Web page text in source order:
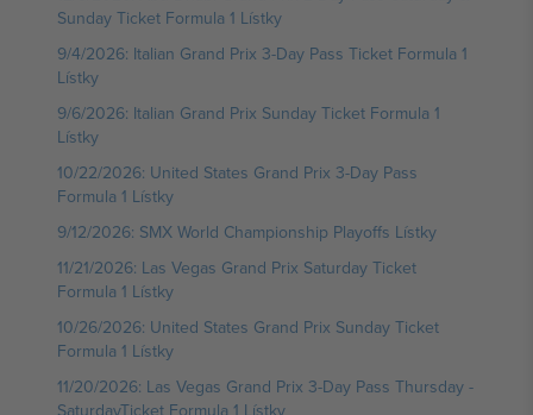
Sunday Ticket Formula 1 Lístky
9/4/2026: Italian Grand Prix 3-Day Pass Ticket Formula 1
Lístky
9/6/2026: Italian Grand Prix Sunday Ticket Formula 1
Lístky
10/22/2026: United States Grand Prix 3-Day Pass
Formula 1 Lístky
9/12/2026: SMX World Championship Playoffs Lístky
11/21/2026: Las Vegas Grand Prix Saturday Ticket
Formula 1 Lístky
10/26/2026: United States Grand Prix Sunday Ticket
Formula 1 Lístky
11/20/2026: Las Vegas Grand Prix 3-Day Pass Thursday -
SaturdayTicket Formula 1 Lístky